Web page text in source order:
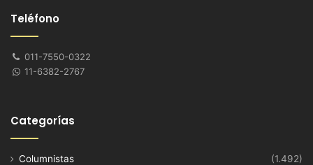
Teléfono
011-7550-0322
11-6382-2767
Categorías
Columnistas
(1.492)